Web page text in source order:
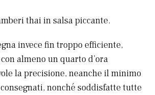
thai in salsa piccante.
invece fin troppo efficiente,
almeno un quarto d’ora
la precisione, neanche il minimo
nonché soddisfatte tutte